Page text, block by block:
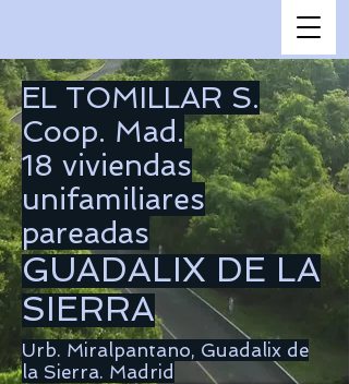
EL TOMILLAR S.
Coop. Mad.
18 viviendas
unifamiliares
pareadas
GUADALIX DE LA
SIERRA
Urb. Miralpantano, Guadalix de
la Sierra. Madrid